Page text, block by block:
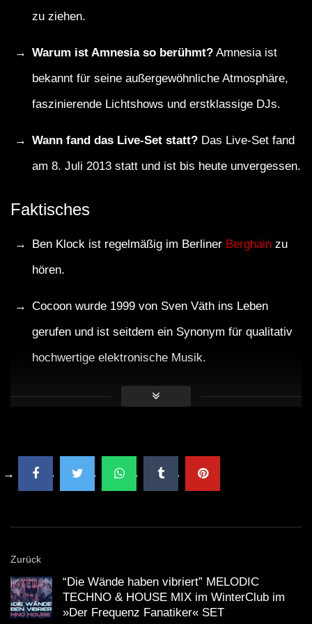
zu ziehen.
Warum ist Amnesia so berühmt? Amnesia ist
bekannt für seine außergewöhnliche Atmosphäre,
faszinierende Lichtshows und erstklassige DJs.
Wann fand das Live-Set statt? Das Live-Set fand
am 8. Juli 2013 statt und ist bis heute unvergessen.
Faktisches
Ben Klock ist regelmäßig im Berliner Berghain zu
hören.
Cocoon wurde 1999 von Sven Väth ins Leben
gerufen und ist seitdem ein Synonym für qualitativ
hochwertige elektronische Musik.
Ibiza ist der beliebteste Ort für elektronische
Kritisch hinterfragt
Obwohl das Set von Ben Klock große Anerkennung
über den kommodifizierten Markt der elektronischen
Musik. Wird die
Clubs zu kommerzialisierten Marken werden? Die
faszinierenden Erlebnisse der Partygäste können unter
dem Druck des Marktwerts leiden, was wichtige Fragen
Zurück
“Die Wände haben vibriert” MELODIC
TECHNO & HOUSE MIX im WinterClub im
»Der Frequenz Fanatiker« SET